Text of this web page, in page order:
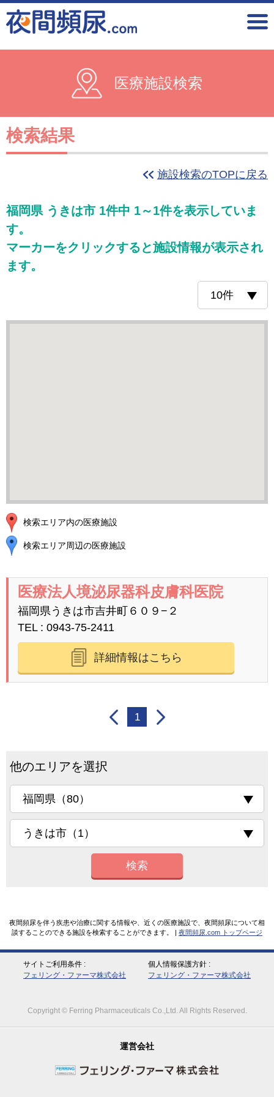
医療施設検索
検索結果
施設検索のTOPに戻る
福岡県 うきは市 1件中 1～1件を表示していま
す。
マーカーをクリックすると施設情報が表示され
ます。
検索エリア内の医療施設
検索エリア周辺の医療施設
医療法人境泌尿器科皮膚科医院
福岡県うきは市吉井町６０９−２
TEL
0943-75-2411
詳細情報はこちら
1
他のエリアを選択
検索
夜間頻尿を伴う疾患や治療に関する情報や、近くの医療施設で、夜間頻尿について相
談することのできる施設を検索することができます。 | 夜間頻尿.com トップページ
サイトご利用条件
フェリング・ファーマ株式会社
個人情報保護方針
フェリング・ファーマ株式会社
Copyright © Ferring Pharmaceuticals Co.,Ltd. All Rights Reserved.
運営会社